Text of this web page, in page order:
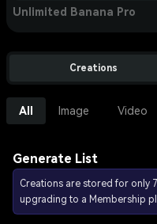
Unlimited Banana Pro
Creations
All Image Video
Generate List
Creations are stored for only
upgrading to a Membership